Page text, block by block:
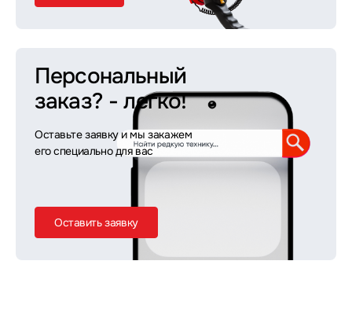
Персональный
заказ? - легко!
Оставьте заявку и мы закажем
его специально для вас
Оставить заявку